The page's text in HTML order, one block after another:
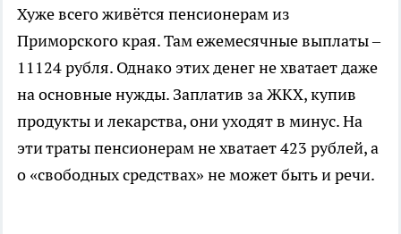
Хуже всего живётся пенсионерам из
Приморского края. Там ежемесячные выплаты –
11124 рубля. Однако этих денег не хватает даже
на основные нужды. Заплатив за ЖКХ, купив
продукты и лекарства, они уходят в минус. На
эти траты пенсионерам не хватает 423 рублей, а
о «свободных средствах» не может быть и речи.